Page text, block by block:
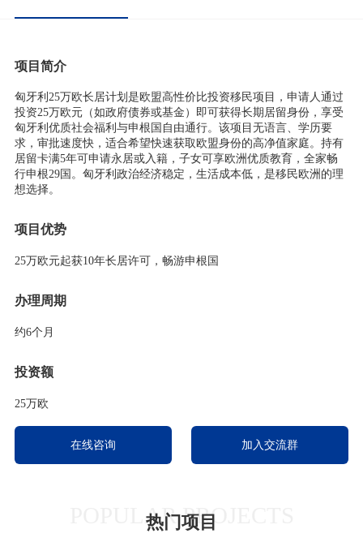
项目简介
匈牙利25万欧长居计划是欧盟高性价比投资移民项目，申请人通过
投资25万欧元（如政府债券或基金）即可获得长期居留身份，享受
匈牙利优质社会福利与申根国自由通行。该项目无语言、学历要
求，审批速度快，适合希望快速获取欧盟身份的高净值家庭。持有
居留卡满5年可申请永居或入籍，子女可享欧洲优质教育，全家畅
行申根29国。匈牙利政治经济稳定，生活成本低，是移民欧洲的理
想选择。
项目优势
25万欧元起获10年长居许可，畅游申根国
办理周期
约6个月
投资额
25万欧
在线咨询 加入交流群
POPULAR PROJECTS
热门项目